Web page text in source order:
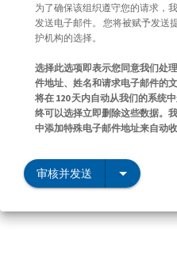
为了确保该组织遵守您的请求，
发送电子邮件。 您将被赋予发送
护机构的选择。
选择此选项即表示您同意我们处
件地址、姓名和请求电子邮件的
将在 120 天内自动从我们的系统
终可以选择立即删除这些数据。
中添加特殊电子邮件地址来自动收
审核并发送